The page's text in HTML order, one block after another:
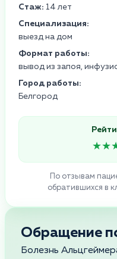
Стаж: 14 лет
Специализация:
выезд на дом
Формат работы:
вывод из запоя,
Город работы:
Белгород
По отзывам
обратившихся в
Обращение
Болезнь